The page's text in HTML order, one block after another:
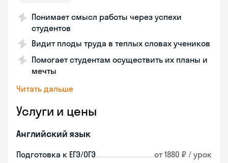
Понимает смысл работы через успехи
студентов
Видит плоды труда в теплых словах учеников
Помогает студентам осуществить их планы и
мечты
Читать дальше
Услуги и цены
Английский язык
Подготовка к ЕГЭ/ОГЭ от 1880 ₽ / урок